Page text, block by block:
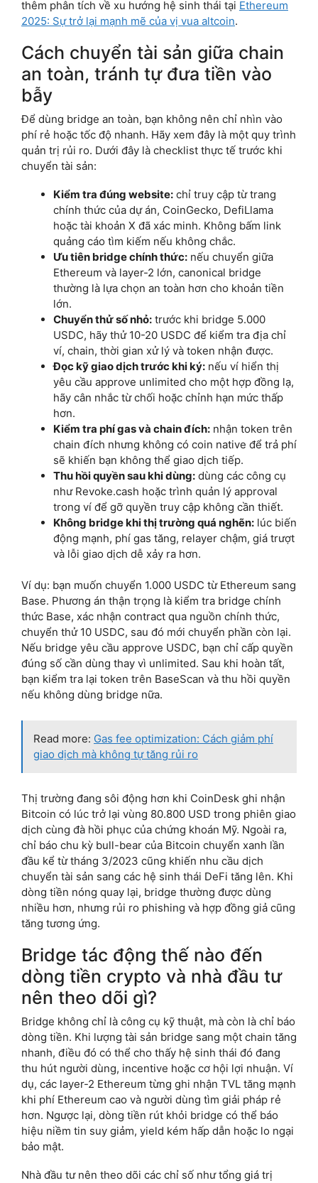
thêm phân tích về xu hướng hệ sinh thái tại Ethereum
2025: Sự trở lại mạnh mẽ của vị vua altcoin.
Cách chuyển tài sản giữa chain
an toàn, tránh tự đưa tiền vào
bẫy
Để dùng bridge an toàn, bạn không nên chỉ nhìn vào
phí rẻ hoặc tốc độ nhanh. Hãy xem đây là một quy trình
quản trị rủi ro. Dưới đây là checklist thực tế trước khi
chuyển tài sản:
Kiểm tra đúng website: chỉ truy cập từ trang
chính thức của dự án, CoinGecko, DefiLlama
hoặc tài khoản X đã xác minh. Không bấm link
quảng cáo tìm kiếm nếu không chắc.
Ưu tiên bridge chính thức: nếu chuyển giữa
Ethereum và layer-2 lớn, canonical bridge
thường là lựa chọn an toàn hơn cho khoản tiền
lớn.
Chuyển thử số nhỏ: trước khi bridge 5.000
USDC, hãy thử 10-20 USDC để kiểm tra địa chỉ
ví, chain, thời gian xử lý và token nhận được.
Đọc kỹ giao dịch trước khi ký: nếu ví hiển thị
yêu cầu approve unlimited cho một hợp đồng lạ,
hãy cân nhắc từ chối hoặc chỉnh hạn mức thấp
hơn.
Kiểm tra phí gas và chain đích: nhận token trên
chain đích nhưng không có coin native để trả phí
sẽ khiến bạn không thể giao dịch tiếp.
Thu hồi quyền sau khi dùng: dùng các công cụ
như Revoke.cash hoặc trình quản lý approval
trong ví để gỡ quyền truy cập không cần thiết.
Không bridge khi thị trường quá nghẽn: lúc biến
động mạnh, phí gas tăng, relayer chậm, giá trượt
và lỗi giao dịch dễ xảy ra hơn.
Ví dụ: bạn muốn chuyển 1.000 USDC từ Ethereum sang
Base. Phương án thận trọng là kiểm tra bridge chính
thức Base, xác nhận contract qua nguồn chính thức,
chuyển thử 10 USDC, sau đó mới chuyển phần còn lại.
Nếu bridge yêu cầu approve USDC, bạn chỉ cấp quyền
đúng số cần dùng thay vì unlimited. Sau khi hoàn tất,
bạn kiểm tra lại token trên BaseScan và thu hồi quyền
nếu không dùng bridge nữa.
Read more: Gas fee optimization: Cách giảm phí
giao dịch mà không tự tăng rủi ro
Thị trường đang sôi động hơn khi CoinDesk ghi nhận
Bitcoin có lúc trở lại vùng 80.800 USD trong phiên giao
dịch cùng đà hồi phục của chứng khoán Mỹ. Ngoài ra,
chỉ báo chu kỳ bull-bear của Bitcoin chuyển xanh lần
đầu kể từ tháng 3/2023 cũng khiến nhu cầu dịch
chuyển tài sản sang các hệ sinh thái DeFi tăng lên. Khi
dòng tiền nóng quay lại, bridge thường được dùng
nhiều hơn, nhưng rủi ro phishing và hợp đồng giả cũng
tăng tương ứng.
Bridge tác động thế nào đến
dòng tiền crypto và nhà đầu tư
nên theo dõi gì?
Bridge không chỉ là công cụ kỹ thuật, mà còn là chỉ báo
dòng tiền. Khi lượng tài sản bridge sang một chain tăng
nhanh, điều đó có thể cho thấy hệ sinh thái đó đang
thu hút người dùng, incentive hoặc cơ hội lợi nhuận. Ví
dụ, các layer-2 Ethereum từng ghi nhận TVL tăng mạnh
khi phí Ethereum cao và người dùng tìm giải pháp rẻ
hơn. Ngược lại, dòng tiền rút khỏi bridge có thể báo
hiệu niềm tin suy giảm, yield kém hấp dẫn hoặc lo ngại
bảo mật.
Nhà đầu tư nên theo dõi các chỉ số như tổng giá trị